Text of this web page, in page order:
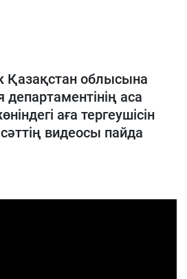
Қазақстан облысына
аса
аға тергеушісін
видеосы пайда